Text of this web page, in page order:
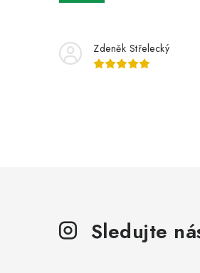
Zdeněk Střelecký
Sledujte